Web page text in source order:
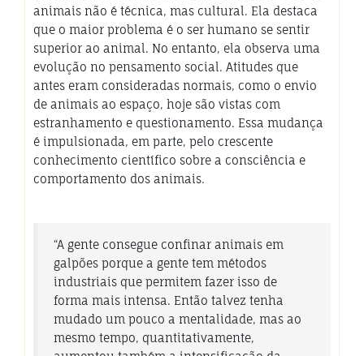
animais não é técnica, mas cultural. Ela destaca
que o maior problema é o ser humano se sentir
superior ao animal. No entanto, ela observa uma
evolução no pensamento social. Atitudes que
antes eram consideradas normais, como o envio
de animais ao espaço, hoje são vistas com
estranhamento e questionamento. Essa mudança
é impulsionada, em parte, pelo crescente
conhecimento científico sobre a consciência e
comportamento dos animais.
“A gente consegue confinar animais em
galpões porque a gente tem métodos
industriais que permitem fazer isso de
forma mais intensa. Então talvez tenha
mudado um pouco a mentalidade, mas ao
mesmo tempo, quantitativamente,